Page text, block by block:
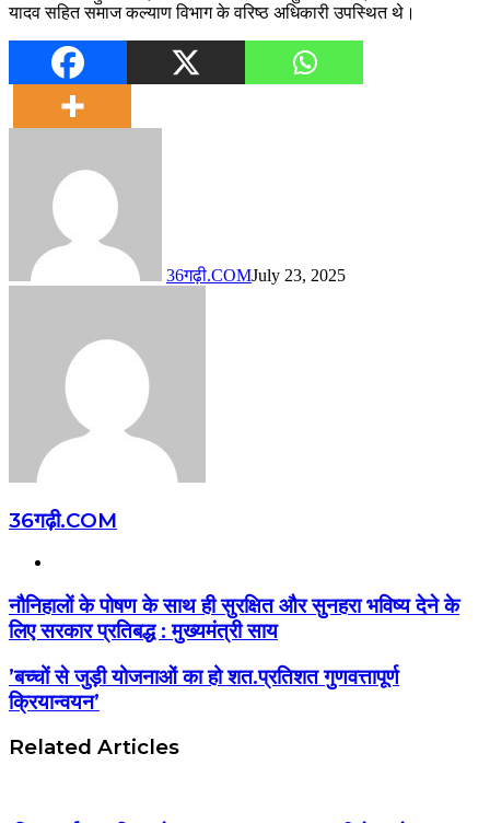
यादव सहित समाज कल्याण विभाग के वरिष्ठ अधिकारी उपस्थित थे।
36गढ़ी.COMJuly 23, 2025
36गढ़ी.COM
नौनिहालों के पोषण के साथ ही सुरक्षित और सुनहरा भविष्य देने के
लिए सरकार प्रतिबद्ध : मुख्यमंत्री साय
’बच्चों से जुड़ी योजनाओं का हो शत.प्रतिशत गुणवत्तापूर्ण
क्रियान्वयन’
Related Articles